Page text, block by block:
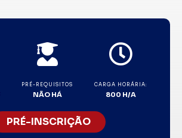
PRÉ-REQUISITOS
NÃO HÁ
CARGA HORÁRIA:
800 H/A
PRÉ-INSCRIÇÃO